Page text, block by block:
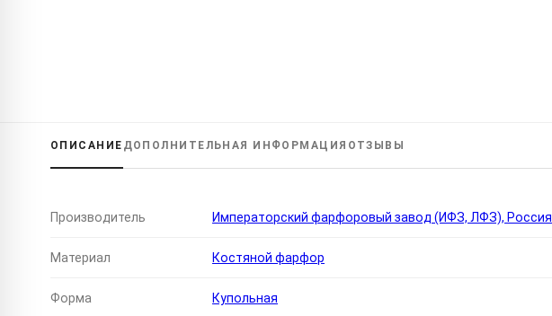
ОПИСАНИЕ ДОПОЛНИТЕЛЬНАЯ ИНФОРМАЦИЯ ОТЗЫВЫ
Производитель Императорский фарфоровый завод (ИФЗ, ЛФЗ), Россия
Материал Костяной фарфор
Форма Купольная